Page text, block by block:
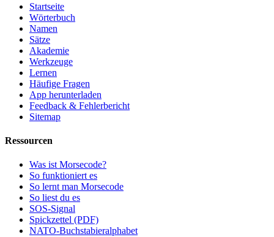
Startseite
Wörterbuch
Namen
Sätze
Akademie
Werkzeuge
Lernen
Häufige Fragen
App herunterladen
Feedback & Fehlerbericht
Sitemap
Ressourcen
Was ist Morsecode?
So funktioniert es
So lernt man Morsecode
So liest du es
SOS-Signal
Spickzettel (PDF)
NATO-Buchstabieralphabet